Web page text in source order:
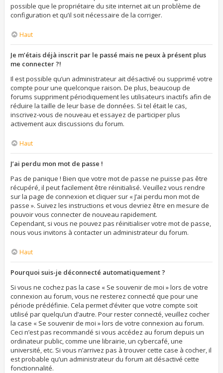
possible que le propriétaire du site internet ait un problème de
configuration et qu’il soit nécessaire de la corriger.
Haut
Je m’étais déjà inscrit par le passé mais ne peux à présent plus
me connecter ?!
Il est possible qu’un administrateur ait désactivé ou supprimé votre
compte pour une quelconque raison. De plus, beaucoup de
forums suppriment périodiquement les utilisateurs inactifs afin de
réduire la taille de leur base de données. Si tel était le cas,
inscrivez-vous de nouveau et essayez de participer plus
activement aux discussions du forum.
Haut
J’ai perdu mon mot de passe !
Pas de panique ! Bien que votre mot de passe ne puisse pas être
récupéré, il peut facilement être réinitialisé. Veuillez vous rendre
sur la page de connexion et cliquer sur « J’ai perdu mon mot de
passe ». Suivez les instructions et vous devriez être en mesure de
pouvoir vous connecter de nouveau rapidement.
Cependant, si vous ne pouvez pas réinitialiser votre mot de passe,
nous vous invitons à contacter un administrateur du forum.
Haut
Pourquoi suis-je déconnecté automatiquement ?
Si vous ne cochez pas la case « Se souvenir de moi » lors de votre
connexion au forum, vous ne resterez connecté que pour une
période prédéfinie. Cela permet d’éviter que votre compte soit
utilisé par quelqu’un d’autre. Pour rester connecté, veuillez cocher
la case « Se souvenir de moi » lors de votre connexion au forum.
Ceci n’est pas recommandé si vous accédez au forum depuis un
ordinateur public, comme une librairie, un cybercafé, une
université, etc. Si vous n’arrivez pas à trouver cette case à cocher, il
est probable qu’un administrateur du forum ait désactivé cette
fonctionnalité.